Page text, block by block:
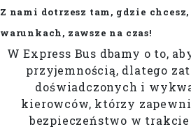
Z nami dotrzesz tam, gdzie
warunkach, zawsze na czas!
W Express Bus dbamy o to,
przyjemnością, dlatego
doświadczonych i
kierowców, którzy
bezpieczeństwo w trakcie